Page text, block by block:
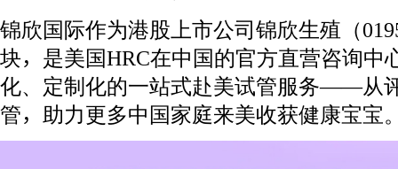
锦欣国际作为港股上市公司锦欣生殖（
块，是美国HRC在中国的官方直营咨询中
化、定制化的一站式赴美试管服务——从
管，助力更多中国家庭来美收获健康宝宝